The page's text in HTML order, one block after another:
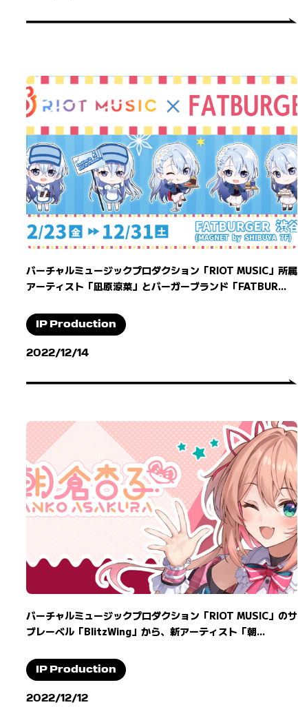
バーチャルミュージックプロダクション「RIOT MUSIC」所属
アーティスト「凪原涼菜」とバーガーブランド「FATBUR...
IP Production
2022/12/14
バーチャルミュージックプロダクション「RIOT MUSIC」のサ
ブレーベル「BlitzWing」から、新アーティスト「朝...
IP Production
2022/12/12